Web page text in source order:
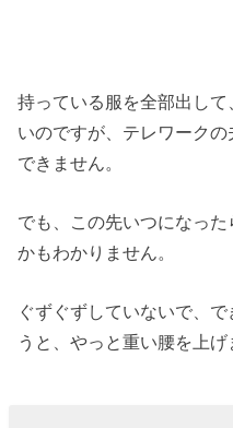
持っている服を全部出し
いのですが、テレワーク
できません。
でも、この先いつになっ
かもわかりません。
ぐずぐずしていないで、
うと、やっと重い腰を上げ